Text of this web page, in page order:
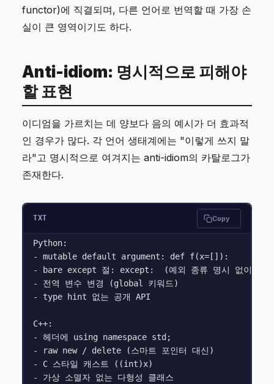
functor)에 직결되며, 다른 언어로 번역할 때 가장 손
실이 큰 영역이기도 하다.
Anti-idiom: 명시적으로 피해야
할 표현
이디엄을 가르치는 데 양보다 음의 예시가 더 효과적
인 경우가 많다. 각 언어 생태계에는 "이렇게 쓰지 말
라"고 명시적으로 여겨지는 anti-idiom의 카탈로그가
존재한다.
TXT Copy
Python:
- mutable default argument: def f(x=[]):
- bare except 절: except:  (예외 종류 명시 없이)
- 전역 변수 변경 (global 키워드)
- type hint 없는 공개 API
C++:
- 헤더에 using namespace std;
- raw new / delete (스마트 포인터 대신)
- C 스타일 캐스트 ((int)x)
- 가상 소멸자 없는 다형성 클래스